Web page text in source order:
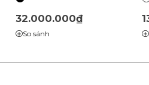
32.000.000₫
So sánh